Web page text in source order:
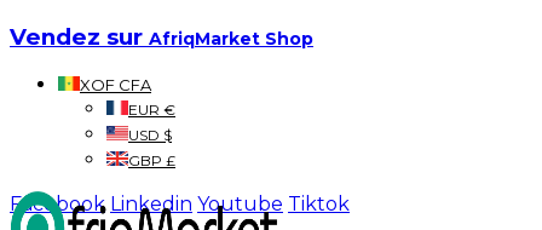
Vendez sur AfriqMarket Shop
XOF CFA
EUR €
USD $
GBP £
Facebook Linkedin Youtube Tiktok